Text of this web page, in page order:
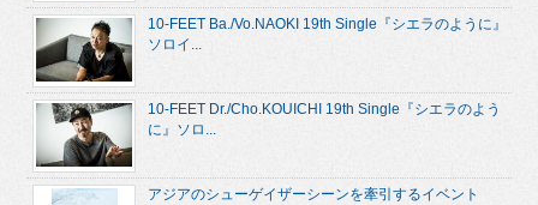
10-FEET Ba./Vo.NAOKI 19th Single『シエラのように』
ソロイ...
10-FEET Dr./Cho.KOUICHI 19th Single『シエラのよう
に』ソロ...
アジアのシューゲイザーシーンを牽引するイベント